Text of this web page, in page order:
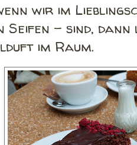
wir im
Seifen - sind,
im Raum.